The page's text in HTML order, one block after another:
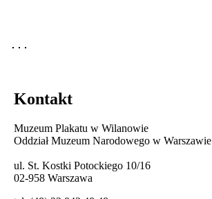
Kontakt
Muzeum Plakatu w Wilanowie
Oddział Muzeum Narodowego w Warszawie
ul. St. Kostki Potockiego 10/16
02-958 Warszawa